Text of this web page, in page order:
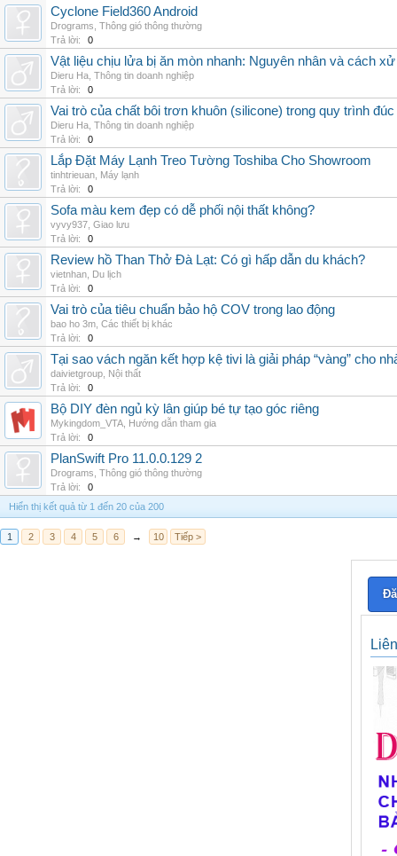
Cyclone Field360 Android
Drograms Thông gió thông thường
Trả lời:
0
Vật liệu chịu lửa bị ăn mòn nhanh: Nguyên nhân và cách
Dieru Ha Thông tin doanh nghiệp
Trả lời:
0
Vai trò của chất bôi trơn khuôn (silicone) trong quy trình
Dieru Ha Thông tin doanh nghiệp
Trả lời:
0
Lắp Đặt Máy Lạnh Treo Tường Toshiba Cho Showroom
tinhtrieuan Máy lạnh
Trả lời:
0
Sofa màu kem đẹp có dễ phối nội thất không?
vyvy937 Giao lưu
Trả lời:
0
Review hồ Than Thở Đà Lạt: Có gì hấp dẫn du khách?
vietnhan Du lịch
Trả lời:
0
Vai trò của tiêu chuẩn bảo hộ COV trong lao động
bao ho 3m Các thiết bị khác
Trả lời:
0
Tại sao vách ngăn kết hợp kệ tivi là giải pháp “vàng” cho
daivietgroup Nội thất
Trả lời:
0
Bộ DIY đèn ngủ kỳ lân giúp bé tự tạo góc riêng
Mykingdom_VTA Hướng dẫn tham gia
Trả lời:
0
PlanSwift Pro 11.0.0.129 2
Drograms Thông gió thông thường
Trả lời:
0
Hiển thị kết quả từ 1 đến 20 của 200
1 2 3 4 5 6 → 10 Tiếp >